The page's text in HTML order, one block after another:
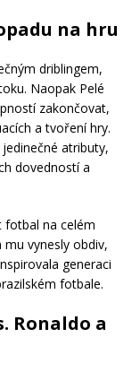
na hru
driblingem,
Naopak Pelé
zakončovat,
a tvoření hry.
atributy,
dovedností a
fotbal na celém
vynesly obdiv,
generaci
fotbale.
Ronaldo a